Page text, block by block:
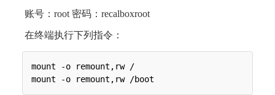
账号：root 密码：recalboxroot
在终端执行下列指令：
mount -o remount,rw /